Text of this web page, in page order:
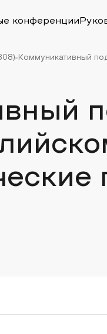
конференции
Коммуникативный